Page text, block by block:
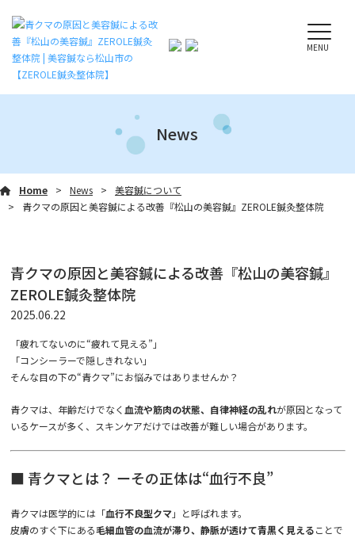
MENU
News
Home News
美容鍼について
青クマの原因と美容鍼による改善『松山の美容鍼』ZEROLE鍼灸整体院
青クマの原因と美容鍼による改善『松山の美容鍼』
ZEROLE鍼灸整体院
2025.06.22
「疲れてないのに“疲れて見える”」
「コンシーラーで隠しきれない」
そんな目の下の“青クマ”にお悩みではありませんか？
青クマは、年齢だけでなく 血流や筋肉の状態、自律神経の乱れが原因となって
いるケースが多く、スキンケアだけでは改善が難しい場合があります。
■ 青クマとは？ ーその正体は“血行不良”
青クマは医学的には「血行不良型クマ」と呼ばれます。
皮膚のすぐ下にある毛細血管の血流が滞り、静脈が透けて青黒く見えることで